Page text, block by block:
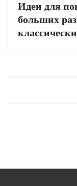
Идеи для
больших